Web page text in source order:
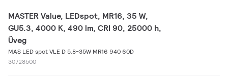
MASTER Value, LEDspot, MR16, 35 W,
GU5.3, 4000 K, 490 lm, CRI 90, 25000 h,
Üveg
MAS LED spot VLE D 5.8-35W MR16 940 60D
30728500